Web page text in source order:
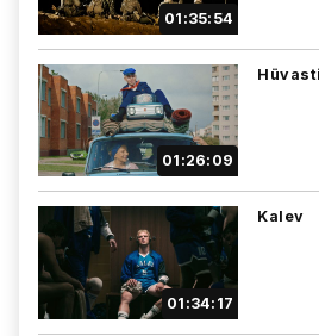
01:35:54
01:26:09
01:34:17
Kalev